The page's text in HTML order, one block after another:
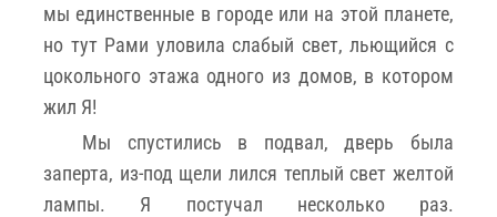
мы единственные в городе или на этой планете,
но тут Рами уловила слабый свет, льющийся с
цокольного этажа одного из домов, в котором
жил Я!
Мы спустились в подвал, дверь была
заперта, из-под щели лился теплый свет желтой
лампы. Я постучал несколько раз.